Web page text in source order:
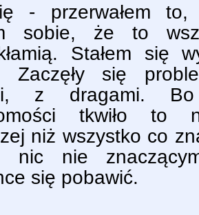
- przerwałem to,
sobie, że to
Stałem się
Zaczęły się
z dragami.
tkwiło
niż wszystko co
nic nie
się pobawić.